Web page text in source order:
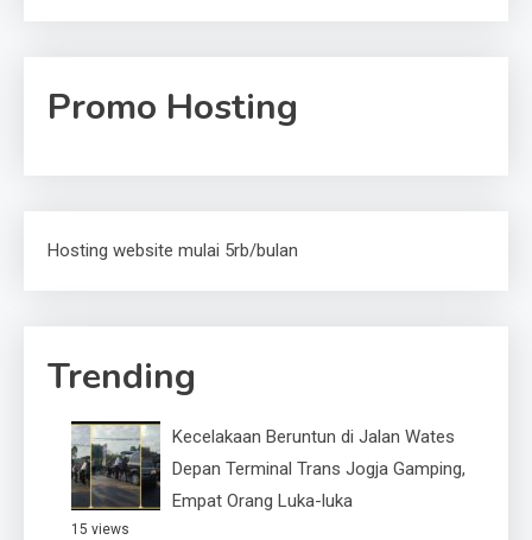
Promo Hosting
Hosting website mulai 5rb/bulan
Trending
Kecelakaan Beruntun di Jalan Wates
Depan Terminal Trans Jogja Gamping,
Empat Orang Luka-luka
15 views